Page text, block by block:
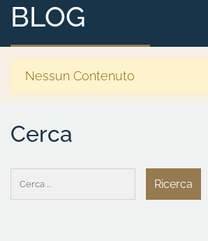
BLOG
Nessun Contenuto
Cerca